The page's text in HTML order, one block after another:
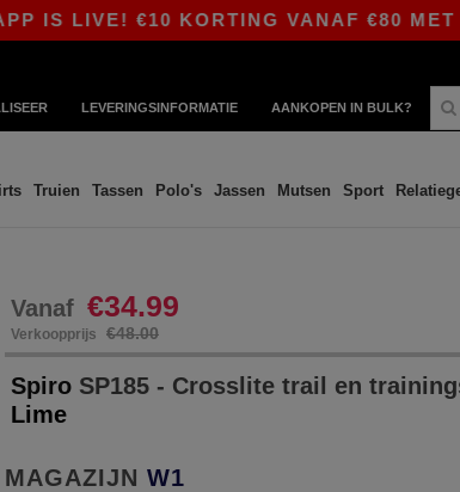
IS LIVE! €10 KORTING VANAF €80 MET
LEVERINGSINFORMATIE AANKOPEN IN BULK?
Truien Tassen Polo's Jassen Mutsen Sport
Vanaf €34.99
Verkoopprijs €48.00
Spiro SP185 - Crosslite trail en
Lime
MAGAZIJN W1